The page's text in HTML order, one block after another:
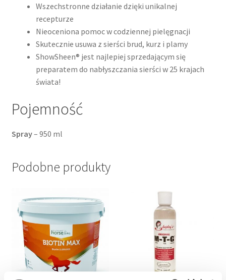
Wszechstronne działanie dzięki unikalnej
recepturze
Nieoceniona pomoc w codziennej pielęgnacji
Skutecznie usuwa z sierści brud, kurz i plamy
ShowSheen® jest najlepiej sprzedającym się
preparatem do nabłyszczania sierści w 25 krajach
świata!
Pojemność
Spray– 950 ml
Podobne produkty